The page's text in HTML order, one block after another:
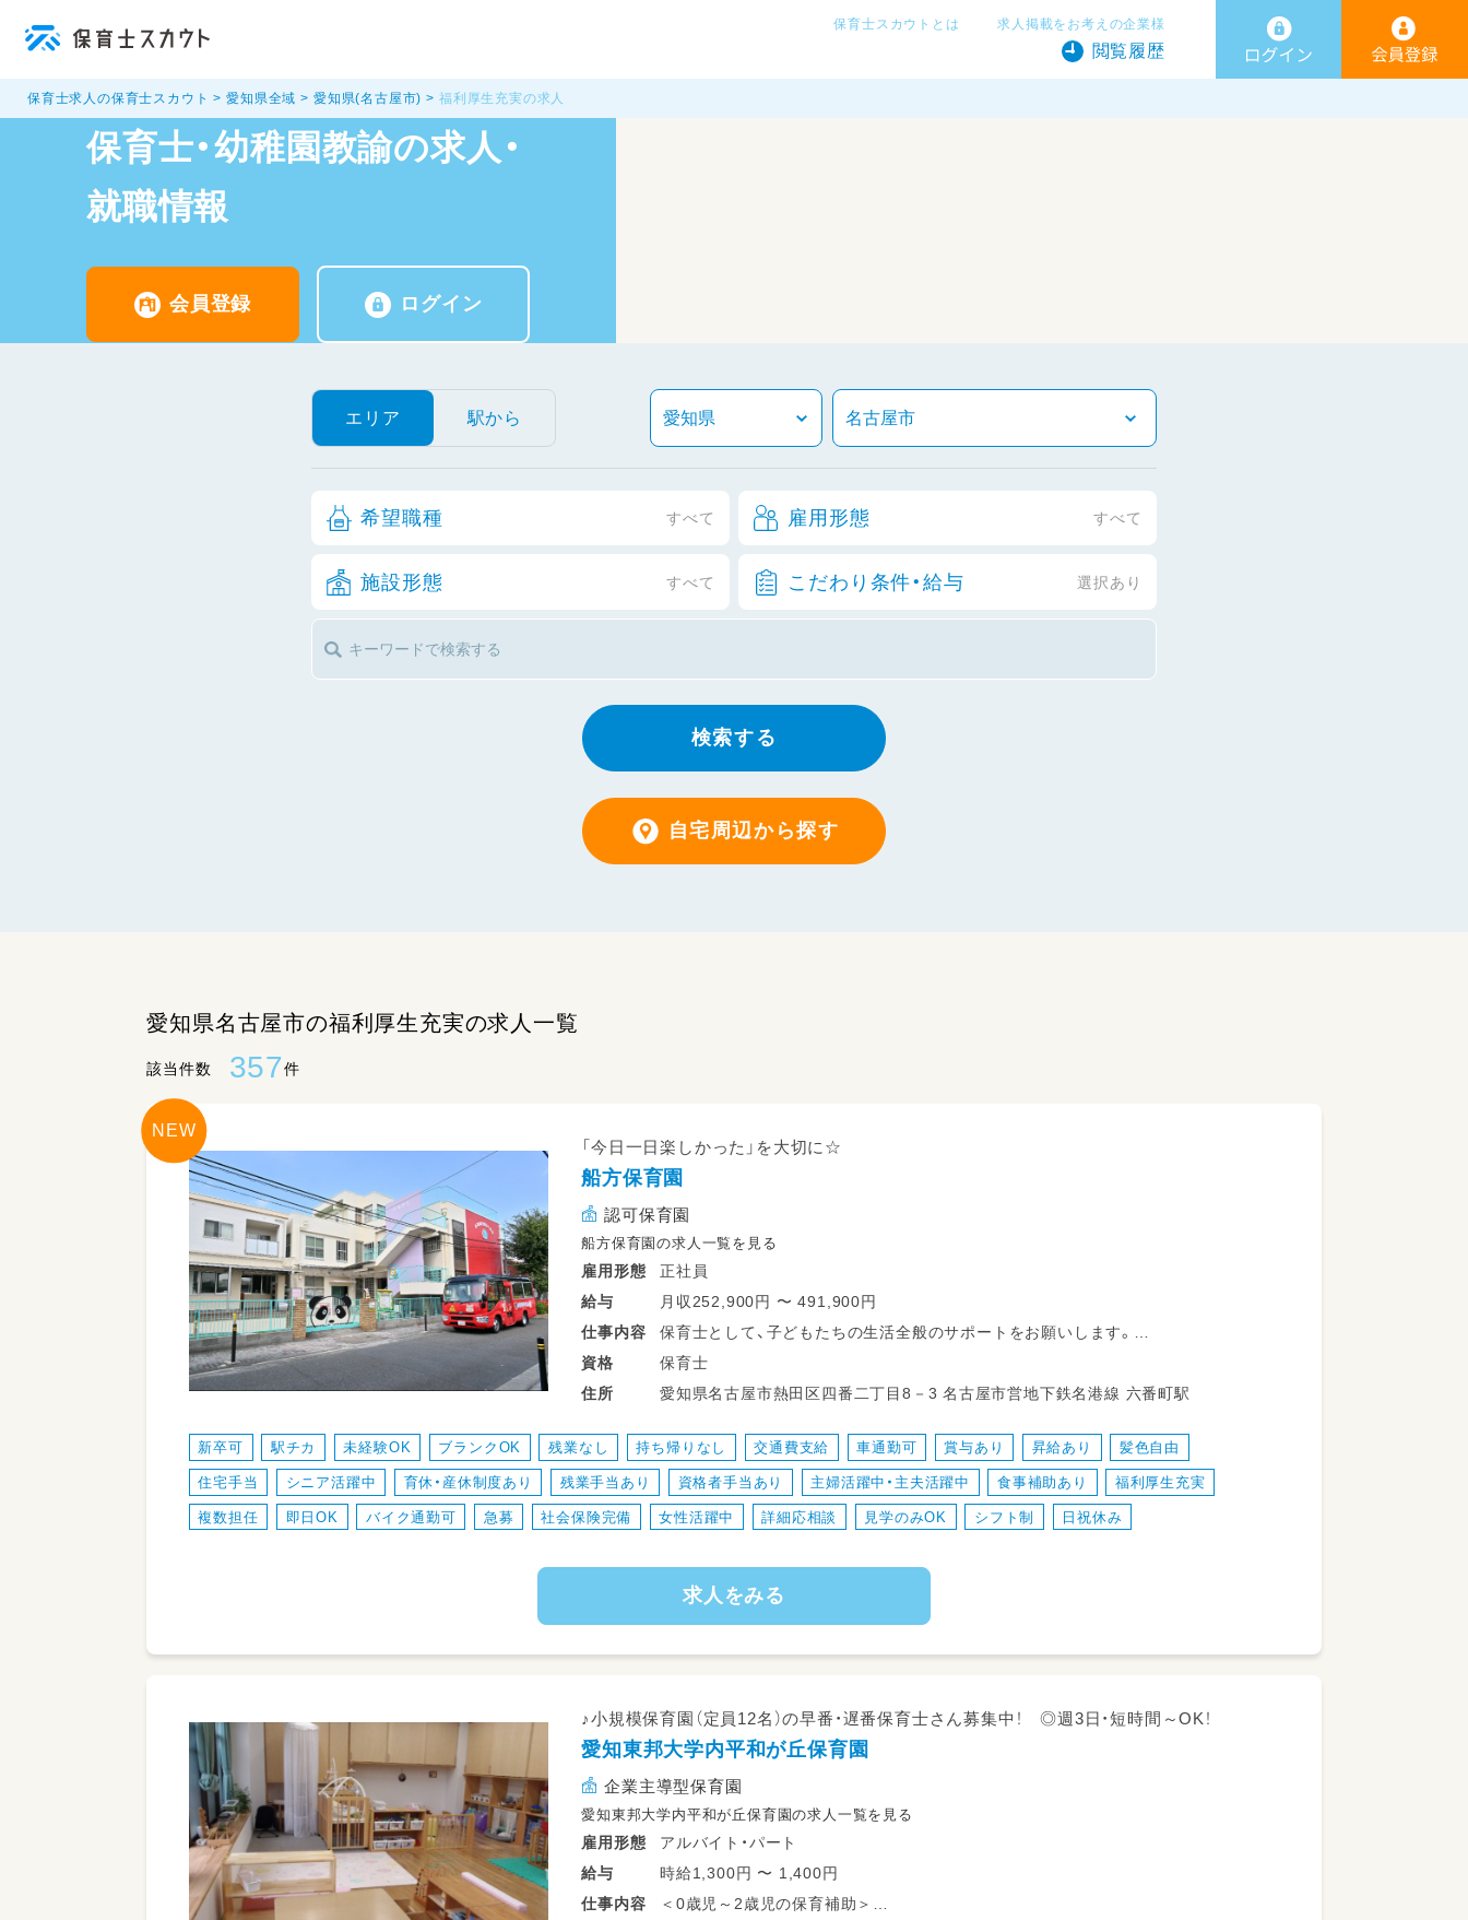
保育士スカウトとは 求人掲載をお考えの企業様
閲覧履歴
保育士求人の保育士スカウト 愛知県全域 愛知県(名古屋市) 福利厚生充実の求人
保育士・幼稚園教諭の求人・
就職情報
会員登録 ログイン
エリア 駅から
希望職種 すべて 雇用形態 すべて
施設形態 すべて こだわり条件・給与 選択あり
検索する
自宅周辺から探す
愛知県名古屋市の福利厚生充実の求人一覧
該当件数 357件
「今日一日楽しかった」を大切に☆
船方保育園
認可保育園
船方保育園の求人一覧を見る
雇用形態
正社員
給与
月収252,900円 〜 491,900円
仕事内容
保育士として、子どもたちの生活全般のサポートをお願いします。
一人ひとりに丁寧に関わる保育を大切にしています。
あそびの見守りや生活のサポートに加え、幼児クラスでは文字の読み書きや体操、英
体操・英語は専門講師が中心となるため、保育士は補助として関わっていただきます。
ICT導入により業務負担を軽減しており、無理なく働ける環境です。
資格
保育士
住所
愛知県名古屋市熱田区四番二丁目8－3 名古屋市営地下鉄名港線 六番町駅
新卒可 駅チカ 未経験OK ブランクOK 残業なし 持ち帰りなし 交通費支給 車通勤可 賞与あり 昇給あり 髪色自由
住宅手当 シニア活躍中 育休・産休制度あり 残業手当あり 資格者手当あり 主婦活躍中・主夫活躍中 食事補助あり 福利厚生充実
複数担任 即日OK バイク通勤可 急募 社会保険完備 女性活躍中 詳細応相談 見学のみOK シフト制 日祝休み
求人をみる
♪小規模保育園（定員12名）の早番・遅番保育士さん募集中！ ◎週3日・短時間～OK！
愛知東邦大学内平和が丘保育園
企業主導型保育園
愛知東邦大学内平和が丘保育園の求人一覧を見る
雇用形態
アルバイト・パート
給与
時給1,300円 〜 1,400円
仕事内容
＜0歳児～2歳児の保育補助＞